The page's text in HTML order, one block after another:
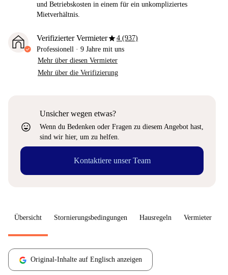
und Betriebskosten in einem für ein unkompliziertes
Mietverhältnis.
Verifizierter Vermieterstar4 (937)
Professionell · 9 Jahre mit uns
Mehr über diesen Vermieter
Mehr über die Verifizierung
sentiment_very_satisfied
Unsicher wegen etwas?
Wenn du Bedenken oder Fragen zu diesem Angebot hast,
sind wir hier, um zu helfen.
Kontaktiere unser Team
Übersicht Stornierungsbedingungen Hausregeln Vermieter
Original-Inhalte auf Englisch anzeigen